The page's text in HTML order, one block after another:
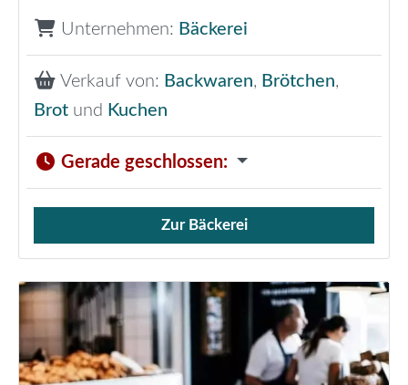
Unternehmen: Bäckerei
Verkauf von: Backwaren, Brötchen,
Brot und Kuchen
Gerade geschlossen:
Verkauf von Brötchen,
Zur Bäckerei